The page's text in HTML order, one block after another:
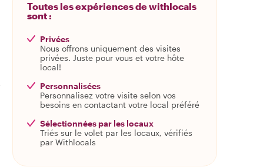
Toutes les expériences de withlocals
sont :
Privées
Nous offrons uniquement des visites
privées. Juste pour vous et votre hôte
local!
Personnalisées
Personnalisez votre visite selon vos
besoins en contactant votre local préféré
Sélectionnées par les locaux
Triés sur le volet par les locaux, vérifiés
par Withlocals